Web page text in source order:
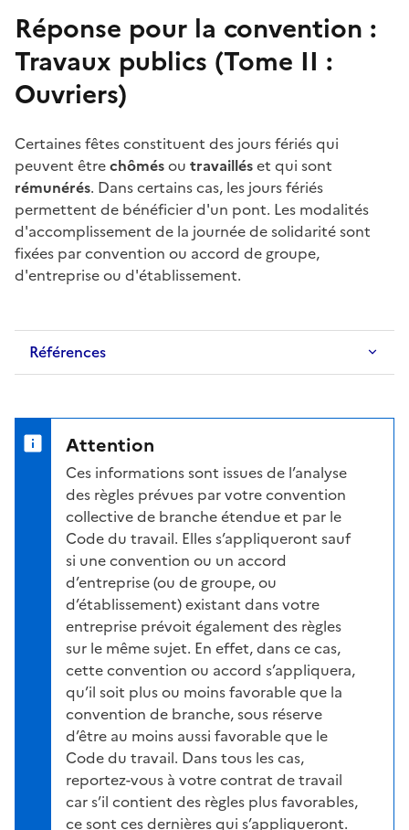
Réponse pour la convention :
Travaux publics (Tome II :
Ouvriers)
Certaines fêtes constituent des jours fériésqui
peuvent êtrechômésou travailléset qui sont
rémunérés. Dans certains cas, les jours fériés
permettent de bénéficier d'un pont. Les modalités
d'accomplissement de la journée de solidaritésont
fixées par convention ou accord de groupe,
d'entreprise ou d'établissement.
Références
Attention
Ces informations sont issues de l’analyse
des règles prévues par votre convention
collective de branche étendue et par le
Code du travail. Elles s’appliqueront sauf
si une convention ou un accord
d’entreprise (ou de groupe, ou
d’établissement) existant dans votre
entreprise prévoit également des règles
sur le même sujet. En effet, dans ce cas,
cette convention ou accord s’appliquera,
qu’il soit plus ou moins favorable que la
convention de branche, sous réserve
d’être au moins aussi favorable que le
Code du travail. Dans tous les cas,
reportez-vous à votre contrat de travail
car s’il contient des règles plus favorables,
ce sont ces dernières qui s’appliqueront.